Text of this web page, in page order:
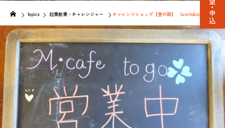
topics 起業創業・チャレンジャー チャレンジショップ【昼の部】 lunch&coffee M・